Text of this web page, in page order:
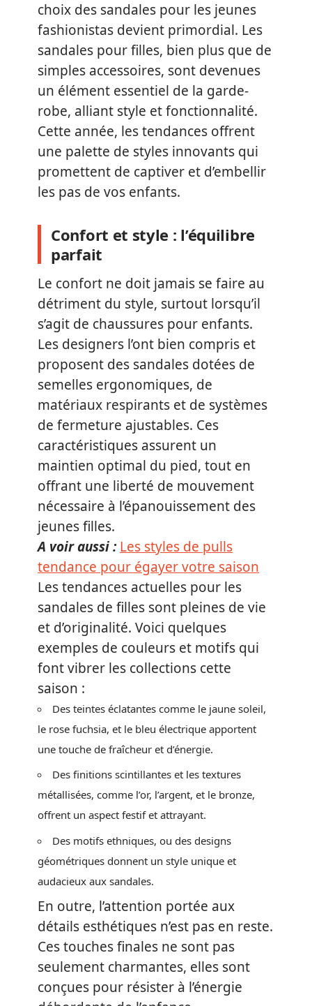
choix des sandales pour les jeunes
fashionistas devient primordial. Les
sandales pour filles, bien plus que de
simples accessoires, sont devenues
un élément essentiel de la garde-
robe, alliant style et fonctionnalité.
Cette année, les tendances offrent
une palette de styles innovants qui
promettent de captiver et d’embellir
les pas de vos enfants.
Confort et style : l’équilibre
parfait
Le confort ne doit jamais se faire au
détriment du style, surtout lorsqu’il
s’agit de chaussures pour enfants.
Les designers l’ont bien compris et
proposent des sandales dotées de
semelles ergonomiques, de
matériaux respirants et de systèmes
de fermeture ajustables. Ces
caractéristiques assurent un
maintien optimal du pied, tout en
offrant une liberté de mouvement
nécessaire à l’épanouissement des
jeunes filles.
A voir aussi : Les styles de pulls
tendance pour égayer votre saison
Les tendances actuelles pour les
sandales de filles sont pleines de vie
et d’originalité. Voici quelques
exemples de couleurs et motifs qui
font vibrer les collections cette
saison :
Des teintes éclatantes comme le jaune soleil,
le rose fuchsia, et le bleu électrique apportent
une touche de fraîcheur et d’énergie.
Des finitions scintillantes et les textures
métallisées, comme l’or, l’argent, et le bronze,
offrent un aspect festif et attrayant.
Des motifs ethniques, ou des designs
géométriques donnent un style unique et
audacieux aux sandales.
En outre, l’attention portée aux
détails esthétiques n’est pas en reste.
Ces touches finales ne sont pas
seulement charmantes, elles sont
conçues pour résister à l’énergie